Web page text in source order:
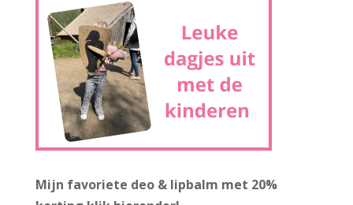
Mijn favoriete deo & lipbalm met 20%